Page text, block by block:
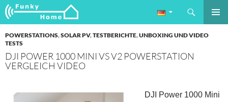
Funkyhome.de Online Magazin
Suchen
MENÜ
ZUM
SPRINGEN
POWERSTATIONS,SOLAR PV,TESTBERICHTE,UNBOXING UND VIDEO
TESTS
DJI POWER 1000 MINI VS V2 POWERSTATION
VERGLEICH VIDEO
DJI Power 1000 Mini